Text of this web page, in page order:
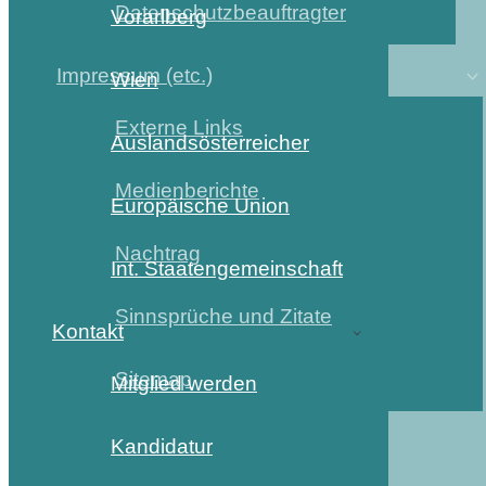
Datenschutzbeauftragter
Impressum (etc.)
Externe Links
Medienberichte
Nachtrag
Sinnsprüche und Zitate
Sitemap
Vorarlberg
Wien
Auslandsösterreicher
Europäische Union
Int. Staatengemeinschaft
Kontakt
Mitglied werden
Kandidatur